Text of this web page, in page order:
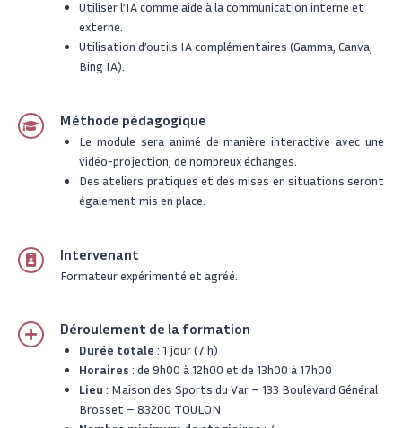
Utiliser l’IA comme aide à la communication interne et
externe.
Utilisation d’outils IA complémentaires (Gamma, Canva,
Bing IA).
Méthode pédagogique
Le module sera animé de manière interactive avec une
vidéo-projection, de nombreux échanges.
Des ateliers pratiques et des mises en situations seront
également mis en place.
Intervenant
Formateur expérimenté et agréé.
Déroulement de la formation
Durée totale : 1 jour (7 h)
Horaires : de 9h00 à 12h00 et de 13h00 à 17h00
Lieu : Maison des Sports du Var – 133 Boulevard Général
Brosset – 83200 TOULON